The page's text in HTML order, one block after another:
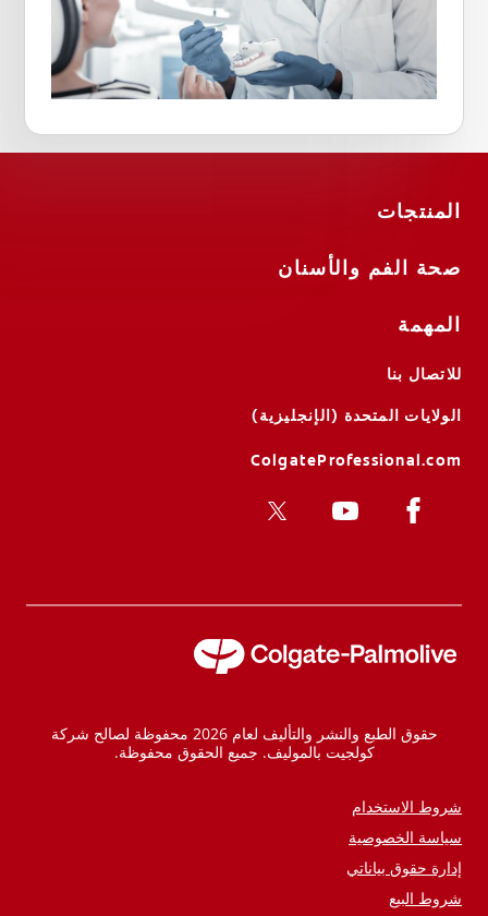
المنتجات
صحة الفم والأسنان
المهمة
للاتصال بنا
الولايات المتحدة (الإنجليزية)
ColgateProfessional.com
حقوق الطبع والنشر والتأليف لعام 2026 محفوظة لصالح شركة
كولجيت بالموليف. جميع الحقوق محفوظة.
شروط الاستخدام
سياسة الخصوصية
إدارة حقوق بياناتي
شروط البيع